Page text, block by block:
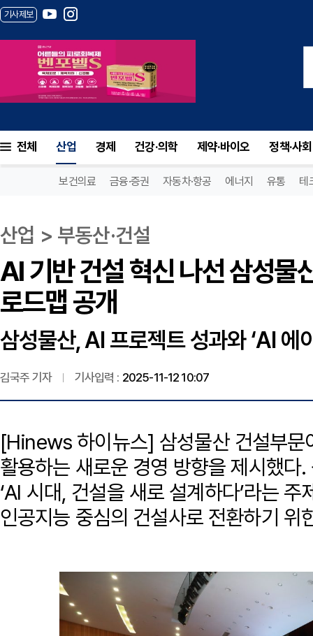
기사제보
전체 산업 경제 건강·의학 제약·바이오 정책·사회
보건의료 금융·증권 자동차·항공 에너지 유통 테
산업 > 부동산·건설
AI 기반 건설 혁신 나선 삼성물
로드맵 공개
삼성물산, AI 프로젝트 성과와 ‘AI 에
김국주 기자 기사입력 : 2025-11-12 10:07
[Hinews 하이뉴스] 삼성물산 건설부문
활용하는 새로운 경영 방향을 제시했다
‘AI 시대, 건설을 새로 설계하다’라는
인공지능 중심의 건설사로 전환하기 위